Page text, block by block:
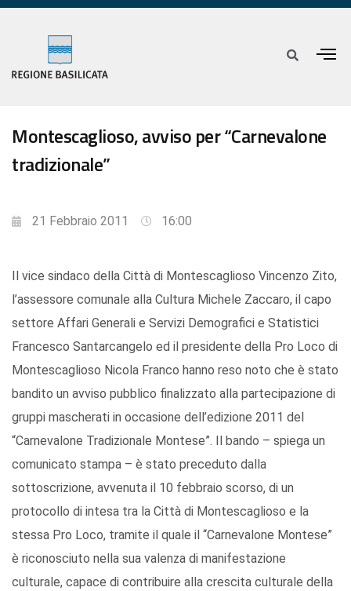
Montescaglioso, avviso per “Carnevalone
tradizionale”
21 Febbraio 2011 16:00
Il vice sindaco della Città di Montescaglioso Vincenzo Zito,
l’assessore comunale alla Cultura Michele Zaccaro, il capo
settore Affari Generali e Servizi Demografici e Statistici
Francesco Santarcangelo ed il presidente della Pro Loco di
Montescaglioso Nicola Franco hanno reso noto che è stato
bandito un avviso pubblico finalizzato alla partecipazione di
gruppi mascherati in occasione dell’edizione 2011 del
“Carnevalone Tradizionale Montese”. Il bando – spiega un
comunicato stampa – è stato preceduto dalla
sottoscrizione, avvenuta il 10 febbraio scorso, di un
protocollo di intesa tra la Città di Montescaglioso e la
stessa Pro Loco, tramite il quale il “Carnevalone Montese”
è riconosciuto nella sua valenza di manifestazione
culturale, capace di contribuire alla crescita culturale della